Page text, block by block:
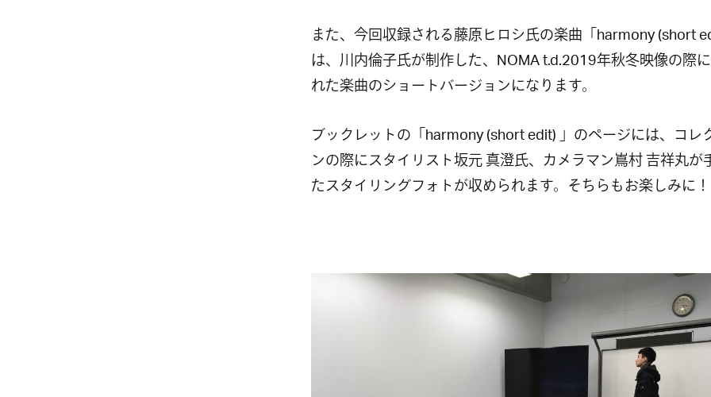
また、今回収録される藤原ヒロシ氏の楽曲「harmony (short
は、川内倫子氏が制作した、NOMA t.d.2019年秋冬映像の際
れた楽曲のショートバージョンになります。
ブックレットの「harmony (short edit) 」のページには、コレ
ンの際にスタイリスト坂元 真澄氏、カメラマン嶌村 吉祥丸が
たスタイリングフォトが収められます。そちらもお楽しみに！